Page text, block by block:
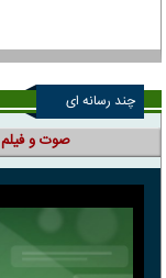
چند رسانه ای
صوت و فیلم